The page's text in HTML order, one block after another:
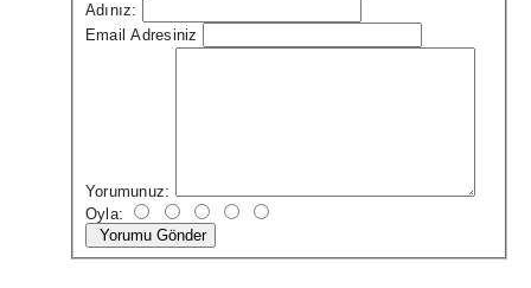
Adınız:
Email Adresiniz
Yorumunuz:
Oyla:
Yorumu Gönder